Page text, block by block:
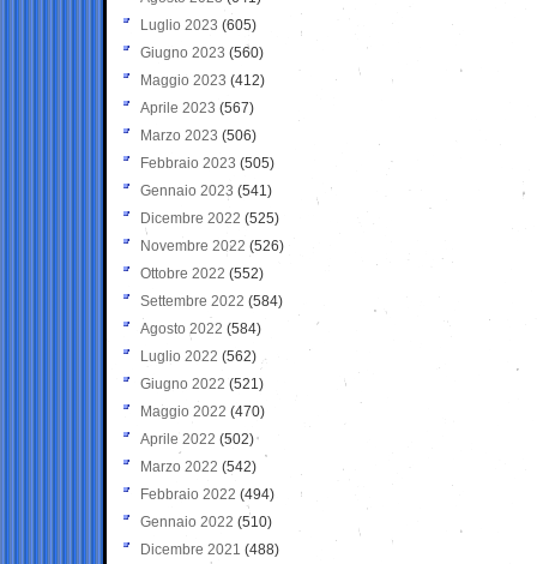
Luglio 2023 (605)
Giugno 2023 (560)
Maggio 2023 (412)
Aprile 2023 (567)
Marzo 2023 (506)
Febbraio 2023 (505)
Gennaio 2023 (541)
Dicembre 2022 (525)
Novembre 2022 (526)
Ottobre 2022 (552)
Settembre 2022 (584)
Agosto 2022 (584)
Luglio 2022 (562)
Giugno 2022 (521)
Maggio 2022 (470)
Aprile 2022 (502)
Marzo 2022 (542)
Febbraio 2022 (494)
Gennaio 2022 (510)
Dicembre 2021 (488)